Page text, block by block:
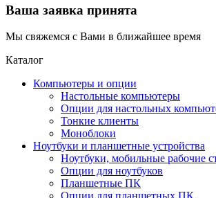
Ваша заявка принята
Мы свяжемся с Вами в ближайшее время
Каталог
Компьютеры и опции
Настольные компьютеры
Опции для настольных
Тонкие клиенты
Моноблоки
Ноутбуки и планшетные устройства
Ноутбуки, мобильные рабочие
Опции для ноутбуков
Планшетные ПК